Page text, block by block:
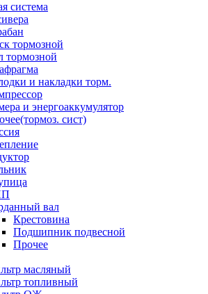
система
тормозной
тормозной
и накладки торм.
и энергоаккумулятор
сист)
вал
Крестовина
Подшипник подвесной
Прочее
масляный
топливный